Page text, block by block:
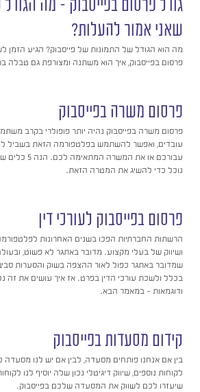
גודל פרסום בפייסבוק – מה
שאני אמור להעלות?
מה הוא הגודל של התמונות של פייסבוק? הגיע הזמן
פרסום בפייסבוק, איך הוא משתנה ומצורפת גם
פרסום משרה בפייסבוק
פרסום משרה בפייסבוק נהיה יותר פופולרי בקרב
עובדים, ואפשר להשתמש בפלטפורמה הזאת בשביל
עבורכם או את
נוכל כדי להשיג את המטרה הזאת.
פרסום בפייסבוק לעורכי דין
הרשתות החברתיות הפכו בשנים האחרונות
ושיווק של בעלי מקצוע. מדובר באתגר לא פשוט,
שמדובר באתגר כפול לאור ההצפה בשוק והסערות
בכלל ולשכת עורכי הדין בפרט. אז איך עושים את זה
ודוגמאות – במאמר הבא.
קידום מסעדות בפייסבוק
בין אם אנחנו פותחים מסעדה, לבין אם יש לנו מסעדה
לקוחות נוספים, שיווק דיגיטלי נכון שלה יוסיף לנו
שיעזרו לכם לשווק את המסעדה שלכם בפייסבוק.